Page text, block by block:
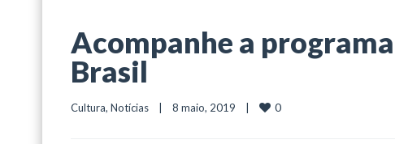
Acompanhe a
Brasil
Cultura, Notícias
    |    8 maio, 2019    |
0